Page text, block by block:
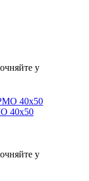
у
40х50
у